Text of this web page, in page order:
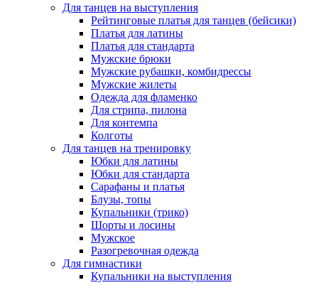
Для танцев на выступления
Рейтинговые платья для танцев (бейсики)
Платья для латины
Платья для стандарта
Мужские брюки
Мужские рубашки, комбидрессы
Мужские жилеты
Одежда для фламенко
Для стрипа, пилона
Для контемпа
Колготы
Для танцев на тренировку
Юбки для латины
Юбки для стандарта
Сарафаны и платья
Блузы, топы
Купальники (трико)
Шорты и лосины
Мужское
Разогревочная одежда
Для гимнастики
Купальники на выступления